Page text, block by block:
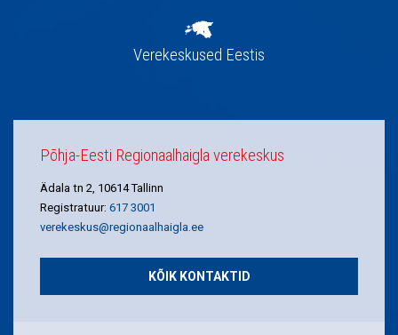
Verekeskused Eestis
Põhja-Eesti Regionaalhaigla verekeskus
Ädala tn 2, 10614 Tallinn
Registratuur: 617 3001
verekeskus@regionaalhaigla.ee
KÕIK KONTAKTID